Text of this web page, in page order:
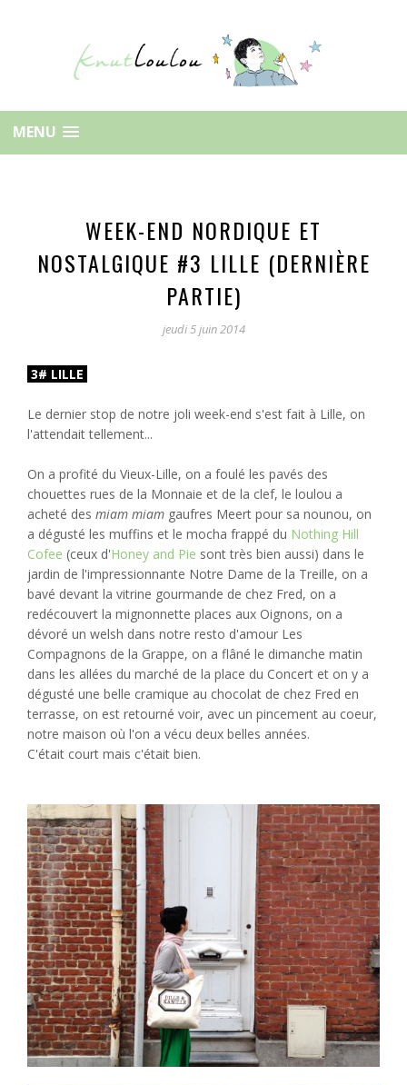
MENU
WEEK-END NORDIQUE ET
NOSTALGIQUE #3 LILLE (DERNIÈRE
PARTIE)
jeudi 5 juin 2014
3# LILLE
Le dernier stop de notre joli week-end s'est fait à Lille, on
l'attendait tellement...
On a profité du Vieux-Lille, on a foulé les pavés des
chouettes rues de la Monnaie et de la clef, le loulou a
acheté des miam miam gaufres Meert pour sa nounou, on
a dégusté les muffins et le mocha frappé du Nothing Hill
Cofee (ceux d'Honey and Pie sont très bien aussi) dans le
jardin de l'impressionnante Notre Dame de la Treille, on a
bavé devant la vitrine gourmande de chez Fred, on a
redécouvert la mignonnette places aux Oignons, on a
dévoré un welsh dans notre resto d'amour Les
Compagnons de la Grappe, on a flâné le dimanche matin
dans les allées du marché de la place du Concert et on y a
dégusté une belle cramique au chocolat de chez Fred en
terrasse, on est retourné voir, avec un pincement au coeur,
notre maison où l'on a vécu deux belles années.
C'était court mais c'était bien.